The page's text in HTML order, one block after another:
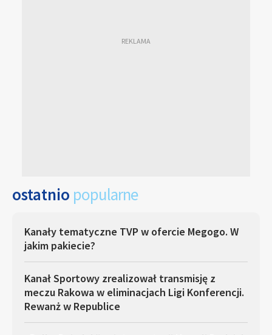
ostatnio popularne
Kanały tematyczne TVP w ofercie Megogo. W
jakim pakiecie?
Kanał Sportowy zrealizował transmisję z
meczu Rakowa w eliminacjach Ligi Konferencji.
Rewanż w Republice